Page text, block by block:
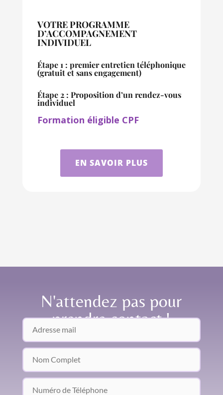
VOTRE PROGRAMME
D’ACCOMPAGNEMENT
INDIVIDUEL
Étape 1 : premier entretien téléphonique
(gratuit et sans engagement)
Étape 2 : Proposition d’un rendez-vous
individuel
Formation éligible CPF
EN SAVOIR PLUS
N'attendez pas pour
prendre contact !